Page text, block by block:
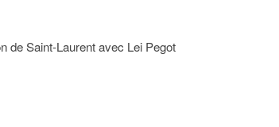
de Saint-Laurent avec Lei Pegot